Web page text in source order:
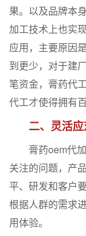
果。以及品牌本
加工技术上也实
应用，主要原因
到更少，对于建
笔资金，膏药代
代工才使得拥有
二、灵活
膏药oem代加
关注的问题，产
平、研发和客户
根据人群的需求
用体验。